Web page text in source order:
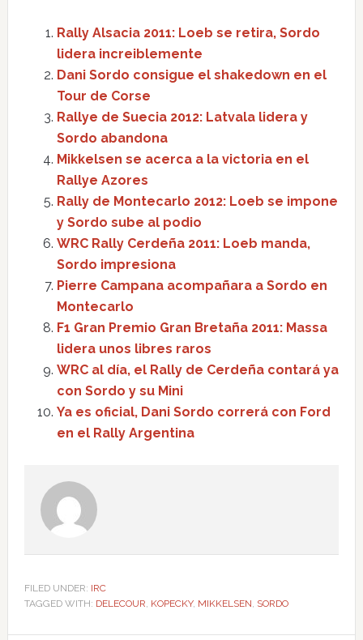
Rally Alsacia 2011: Loeb se retira, Sordo
lidera increiblemente
Dani Sordo consigue el shakedown en el
Tour de Corse
Rallye de Suecia 2012: Latvala lidera y
Sordo abandona
Mikkelsen se acerca a la victoria en el
Rallye Azores
Rally de Montecarlo 2012: Loeb se impone
y Sordo sube al podio
WRC Rally Cerdeña 2011: Loeb manda,
Sordo impresiona
Pierre Campana acompañara a Sordo en
Montecarlo
F1 Gran Premio Gran Bretaña 2011: Massa
lidera unos libres raros
WRC al día, el Rally de Cerdeña contará ya
con Sordo y su Mini
Ya es oficial, Dani Sordo correrá con Ford
en el Rally Argentina
FILED UNDER: IRC
TAGGED WITH: DELECOUR, KOPECKY, MIKKELSEN, SORDO